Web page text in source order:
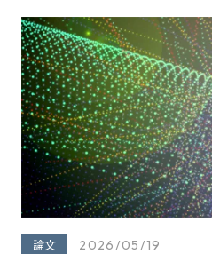
論文 2026/05/19